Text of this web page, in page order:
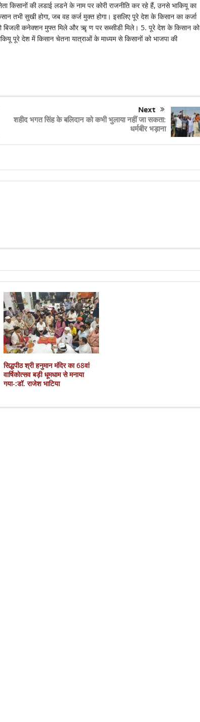
किसानों की लडाई लडने के नाम पर कोरी राजनीति कर रहे हैं, उनसे भाकियू का
तभी सुखी होगा, जब वह कर्ज मुक्त होगा। इसलिए पूरे देश के किसान का कर्जा
बिजली कनेक्शन मुफ्त मिले और ऋृ ण पर सब्सीडी मिले। 5. पूरे देश के किसान को
पूरे देश में किसान चेतना यात्राओं के माध्यम से किसानों को भाजपा की
Next
शहीद भगत सिंह के बलिदान को कभी भुलाया नहीं जा सकता:
धर्मबीर भड़ाना
सिद्धपीठ श्री हनुमान मंदिर का 68वां
वार्षिकोत्सव बड़ी धूमधाम से मनाया
गया-:डॉ. राजेश भाटिया